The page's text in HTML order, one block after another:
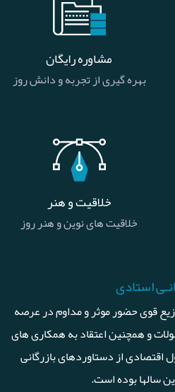
مشاوره رایگان
بهره گیری از تجربه و دانش روز
خلاقیت و هنر
خلاقیت های نوین و هنر روز
استادی
قوی حضور موثر و مداوم در عرصه
و همچنین اعتقاد به همکاری های
اقتصادی از دستاوردهای بازرگانی
سالها بوده است.